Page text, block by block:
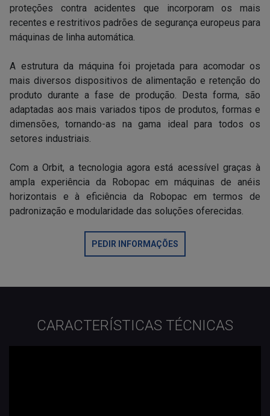
proteções contra acidentes que incorporam os mais
recentes e restritivos padrões de segurança europeus para
máquinas de linha automática.
A estrutura da máquina foi projetada para acomodar os
mais diversos dispositivos de alimentação e retenção do
produto durante a fase de produção. Desta forma, são
adaptadas aos mais variados tipos de produtos, formas e
dimensões, tornando-as na gama ideal para todos os
setores industriais.
Com a Orbit, a tecnologia agora está acessível graças à
ampla experiência da Robopac em máquinas de anéis
horizontais e à eficiência da Robopac em termos de
padronização e modularidade das soluções oferecidas.
PEDIR INFORMAÇÕES
CARACTERÍSTICAS TÉCNICAS